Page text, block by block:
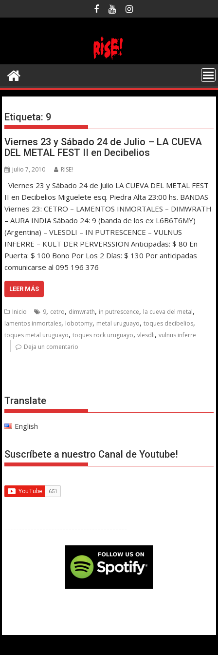
al
Etiqueta: 9
Viernes 23 y Sábado 24 de Julio – LA CUEVA
DEL METAL FEST II en Decibelios
julio 7, 2010 RISE!
Viernes 23 y Sábado 24 de Julio LA CUEVA DEL METAL FEST
II en Decibelios Miguelete esq. Piedra Alta 23:00 hs. BANDAS
Viernes 23: CETRO – LAMENTOS INMORTALES – DIMWRATH
– AURA INDIA Sábado 24: 9 (banda de los ex L6B6T6MY)
(Argentina) – VLESDLI – IN PUTRESCENCE – VULNUS
INFERRE – KULT DER PERVERSSION Anticipadas: $ 80 En
Puerta: $ 100 Bono Por Los 2 Días: $ 130 Por anticipadas
comunicarse al 095 196 376
LEER MÁS
Inicio 9, cetro, dimwrath, in putrescence, la cueva del metal,
lamentos inmortales, lobotomy, metal uruguayo,toques decibelios,
toques metal uruguayo,toques rock uruguayo,vlesdli,vulnus inferre
Deja un comentario
Translate
English
Suscríbete a nuestro Canal de Youtube!
------------------------------------------